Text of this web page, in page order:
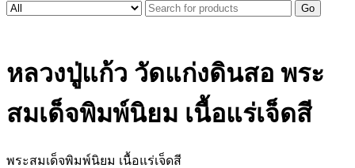
Go
หลวงปู่แก้ว วัดแก่งดินสอ พระ
สมเด็จพิมพ์นิยม เนื้อแร่เจ็ดสี
พระสมเด็จพิมพ์นิยม เนื้อแร่เจ็ดสี